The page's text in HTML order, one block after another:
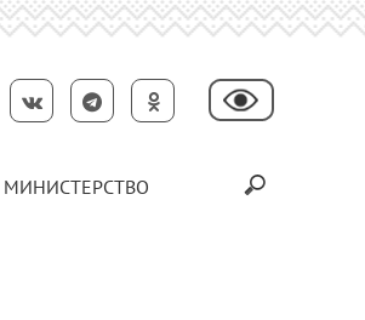
МИНИСТЕРСТВО